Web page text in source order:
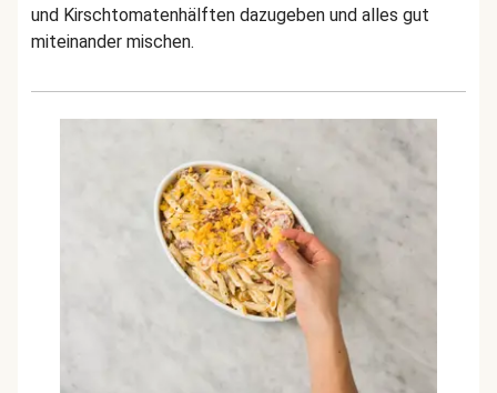
und Kirschtomatenhälften dazugeben und alles gut
miteinander mischen.